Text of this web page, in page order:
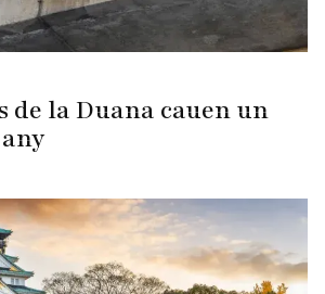
de la Duana cauen un